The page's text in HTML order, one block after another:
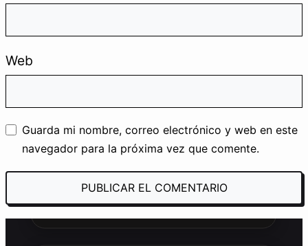
Web
Guarda mi nombre, correo electrónico y web en este
navegador para la próxima vez que comente.
EL LABORATORIO
personalizados e instrucciones de IA
avanzadas.
SUSCRIBIRSE GRATIS